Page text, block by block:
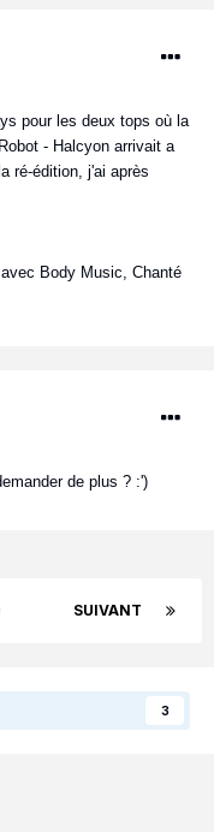
pour les deux tops où la
- Halcyon arrivait a
ré-édition, j'ai après
Body Music, Chanté
de plus ? :')
SUIVANT
3